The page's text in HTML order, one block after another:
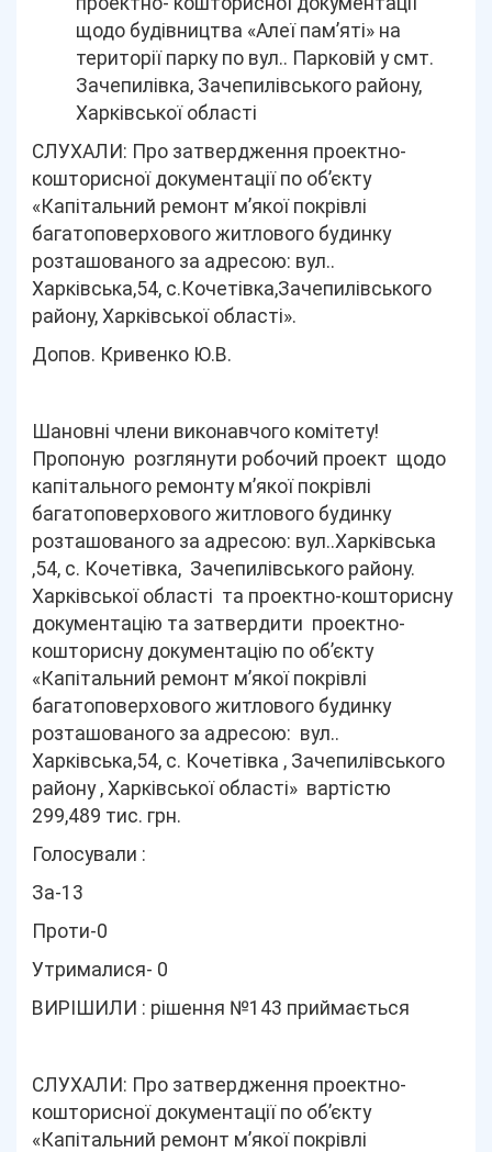
щодо будівництва «Алеї пам’яті» на
території парку по вул.. Парковій у смт.
Зачепилівка, Зачепилівського району,
Харківської області
СЛУХАЛИ: Про затвердження проектно-
кошторисної документації по об’єкту
«Капітальний ремонт м’якої покрівлі
багатоповерхового житлового будинку
розташованого за адресою: вул..
Харківська,54, с.Кочетівка,Зачепилівського
району, Харківської області».
Допов. Кривенко Ю.В.
Шановні члени виконавчого комітету!
Пропоную розглянути робочий проект щодо
капітального ремонту м’якої покрівлі
багатоповерхового житлового будинку
розташованого за адресою: вул..Харківська
,54, с. Кочетівка, Зачепилівського району.
Харківської області та проектно-кошторисну
документацію та затвердити проектно-
кошторисну документацію по об’єкту
«Капітальний ремонт м’якої покрівлі
багатоповерхового житлового будинку
розташованого за адресою: вул..
Харківська,54, с. Кочетівка , Зачепилівського
району , Харківської області» вартістю
299,489 тис. грн.
Голосували :
За-13
Проти-0
Утрималися- 0
ВИРІШИЛИ : рішення №143 приймається
СЛУХАЛИ: Про затвердження проектно-
кошторисної документації по об’єкту
«Капітальний ремонт м’якої покрівлі